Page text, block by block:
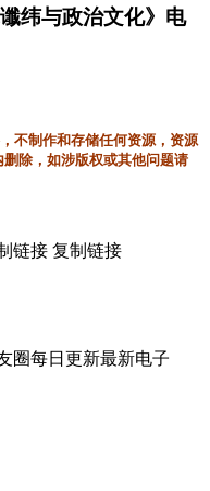
纬与政治文化》电
不制作和存储任何资源，资源
除，如涉版权或其他问题请
链接 复制链接
圈每日更新最新电子